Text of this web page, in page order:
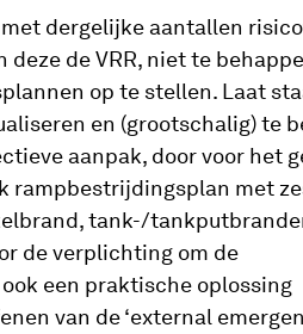
dergelijke aantallen
de VRR, niet te
op te stellen. Laat
en (grootschalig) te
aanpak, door voor het
rampbestrijdingsplan met
tank-/
de verplichting om de
een praktische oplossing
van de ‘external